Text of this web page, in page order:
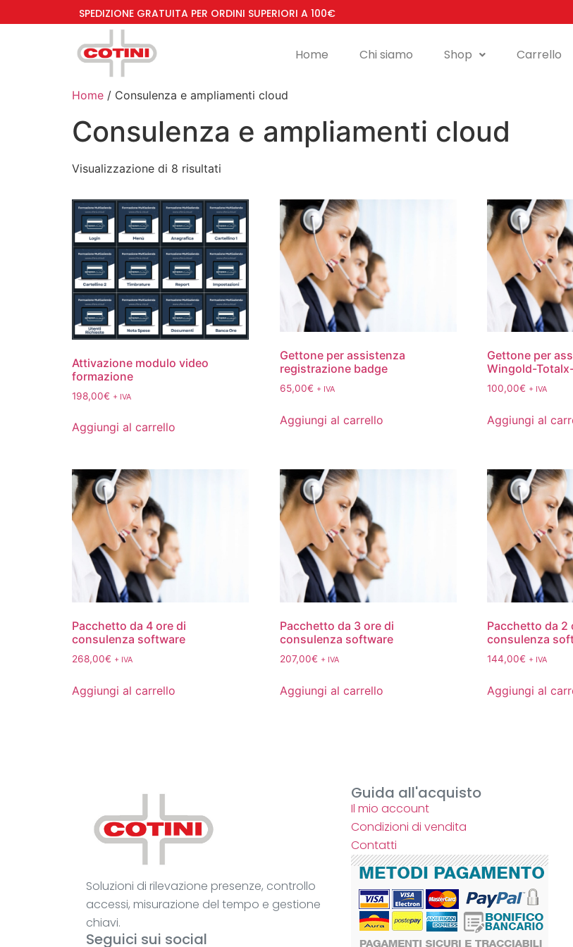
SPEDIZIONE GRATUITA PER ORDINI SUPERIORI A 100€
Home Chi siamo Shop Carrello
Home / Consulenza e ampliamenti cloud
Consulenza e ampliamenti cloud
Visualizzazione di 8 risultati
Attivazione modulo video
formazione
198,00€ + IVA
Aggiungi al carrello
Gettone per assistenza
registrazione badge
65,00€ + IVA
Aggiungi al carrello
Gettone per
Wingold-
100,00€ + IVA
Aggiungi al
Pacchetto da 4 ore di
consulenza software
268,00€ + IVA
Aggiungi al carrello
Pacchetto da 3 ore di
consulenza software
207,00€ + IVA
Aggiungi al carrello
Pacchetto da 2
consulenza
144,00€ + IVA
Aggiungi al
Soluzioni di rilevazione presenze, controllo
accessi, misurazione del tempo e gestione
chiavi.
Seguici sui social
Guida all'acquisto
Il mio account
Condizioni di vendita
Contatti